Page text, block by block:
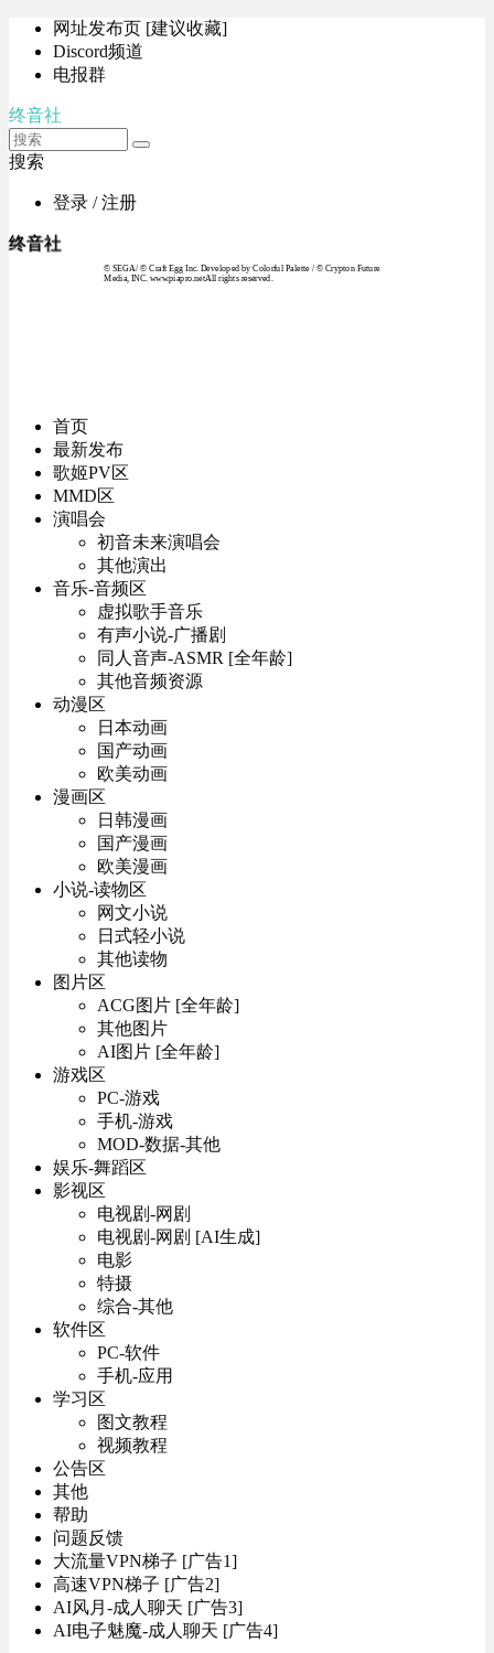
网址发布页 [建议收藏]
Discord频道
电报群
终音社
搜索
登录 / 注册
终音社
© SEGA / © Craft Egg Inc. Developed by Colorful Palette / © Crypton Future
Media, INC. www.piapro.netAll rights reserved.
首页
最新发布
歌姬PV区
MMD区
演唱会
初音未来演唱会
其他演出
音乐-音频区
虚拟歌手音乐
有声小说-广播剧
同人音声-ASMR [全年龄]
其他音频资源
动漫区
日本动画
国产动画
欧美动画
漫画区
日韩漫画
国产漫画
欧美漫画
小说-读物区
网文小说
日式轻小说
其他读物
图片区
ACG图片 [全年龄]
其他图片
AI图片 [全年龄]
游戏区
PC-游戏
手机-游戏
MOD-数据-其他
娱乐-舞蹈区
影视区
电视剧-网剧
电视剧-网剧 [AI生成]
电影
特摄
综合-其他
软件区
PC-软件
手机-应用
学习区
图文教程
视频教程
公告区
其他
帮助
问题反馈
大流量VPN梯子 [广告1]
高速VPN梯子 [广告2]
AI风月-成人聊天 [广告3]
AI电子魅魔-成人聊天 [广告4]